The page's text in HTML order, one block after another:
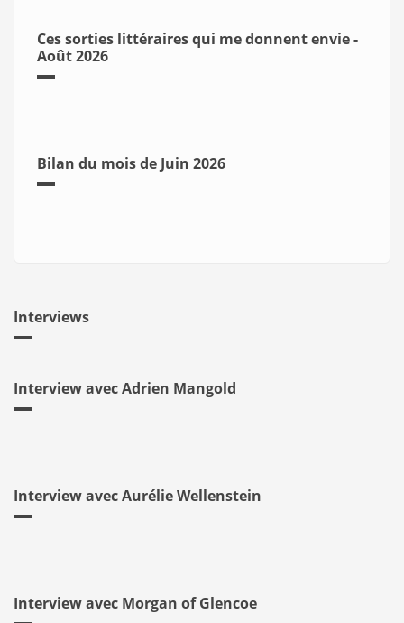
Ces sorties littéraires qui me donnent envie -
Août 2026
Bilan du mois de Juin 2026
Interviews
Interview avec Adrien Mangold
Interview avec Aurélie Wellenstein
Interview avec Morgan of Glencoe